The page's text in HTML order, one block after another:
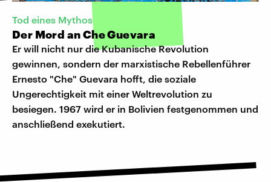
Tod eines Mythos
Der Mord an Che Guevara
Er will nicht nur die Kubanische Revolution
gewinnen, sondern der marxistische Rebellenführer
Ernesto "Che" Guevara hofft, die soziale
Ungerechtigkeit mit einer Weltrevolution zu
besiegen. 1967 wird er in Bolivien festgenommen und
anschließend exekutiert.